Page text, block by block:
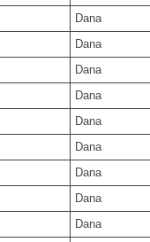
Dana
Dana
Dana
Dana
Dana
Dana
Dana
Dana
Dana